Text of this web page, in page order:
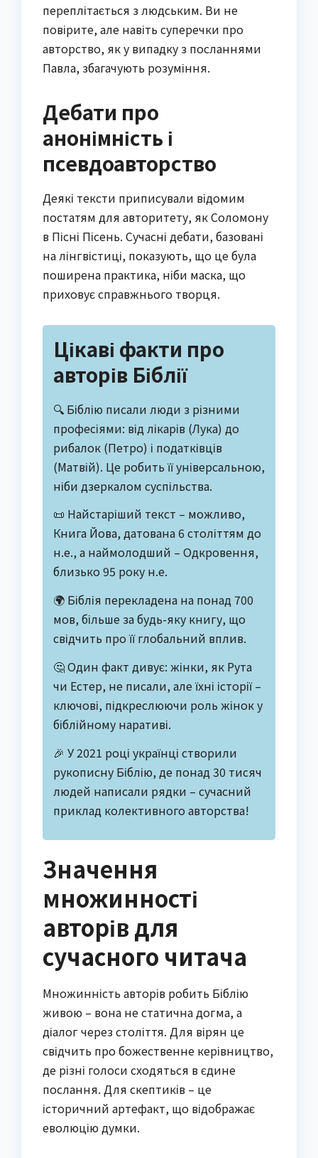
переплітається з людським. Ви не
повірите, але навіть суперечки про
авторство, як у випадку з посланнями
Павла, збагачують розуміння.
Дебати про
анонімність і
псевдоавторство
Деякі тексти приписували відомим
постатям для авторитету, як Соломону
в Пісні Пісень. Сучасні дебати, базовані
на лінгвістиці, показують, що це була
поширена практика, ніби маска, що
приховує справжнього творця.
Цікаві факти про
авторів Біблії
🔍 Біблію писали люди з різними
професіями: від лікарів (Лука) до
рибалок (Петро) і податківців
(Матвій). Це робить її універсальною,
ніби дзеркалом суспільства.
📜 Найстаріший текст – можливо,
Книга Йова, датована 6 століттям до
н.е., а наймолодший – Одкровення,
близько 95 року н.е.
🌍 Біблія перекладена на понад 700
мов, більше за будь-яку книгу, що
свідчить про її глобальний вплив.
🤔 Один факт дивує: жінки, як Рута
чи Естер, не писали, але їхні історії –
ключові, підкреслюючи роль жінок у
біблійному наративі.
🎉 У 2021 році українці створили
рукописну Біблію, де понад 30 тисяч
людей написали рядки – сучасний
приклад колективного авторства!
Значення
множинності
авторів для
сучасного читача
Множинність авторів робить Біблію
живою – вона не статична догма, а
діалог через століття. Для вірян це
свідчить про божественне керівництво,
де різні голоси сходяться в єдине
послання. Для скептиків – це
історичний артефакт, що відображає
еволюцію думки.